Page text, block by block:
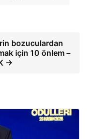
bozuculardan
için 10 önlem –
→